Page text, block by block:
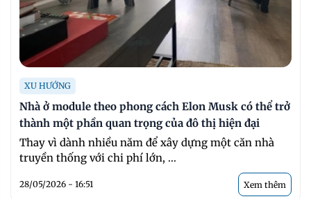
XU HƯỚNG
Nhà ở module theo phong cách Elon Musk có thể trở
thành một phần quan trọng của đô thị hiện đại
Thay vì dành nhiều năm để xây dựng một căn nhà
truyền thống với chi phí lớn, ...
28/05/2026 - 16:51 Xem thêm